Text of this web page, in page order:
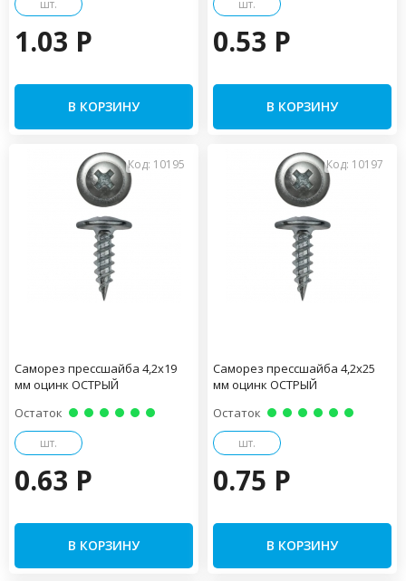
шт.
1.03 P
В КОРЗИНУ
шт.
0.53 P
В КОРЗИНУ
Код: 10195
Саморез прессшайба 4,2х19
мм оцинк ОСТРЫЙ
Остаток
шт.
0.63 P
В КОРЗИНУ
Код: 10197
Саморез прессшайба 4,2х25
мм оцинк ОСТРЫЙ
Остаток
шт.
0.75 P
В КОРЗИНУ